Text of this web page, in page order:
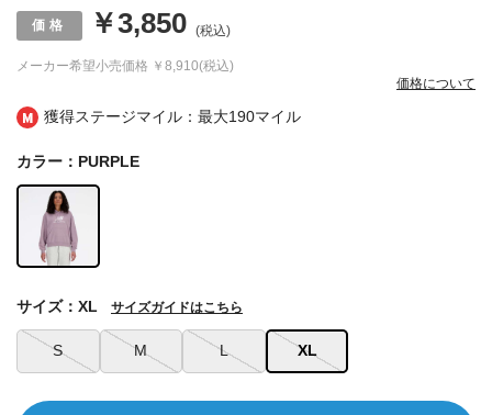
獲得ステージマイル：最大190マイル
メーカー希望小売価格 ￥8,910(税込)
￥3,850 (税込)
価格について
カラー：PURPLE
S M L XL
サイズ：XL サイズガイドはこちら